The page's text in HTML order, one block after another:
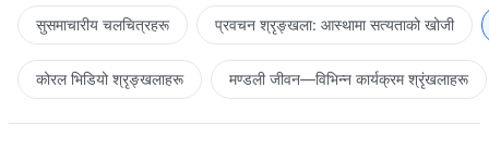
सुसमाचारीय चलचित्रहरू प्रवचन श्रृङ्खला: आस्थामा सत्यताको खोजी
कोरल भिडियो श्रृङ्खलाहरू मण्डली जीवन—विभिन्‍न कार्यक्रम श्रृंखलाहरू